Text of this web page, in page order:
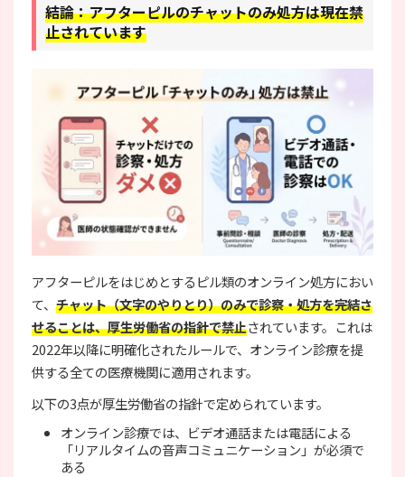
結論：アフターピルのチャットのみ処方は現在禁
止されています
アフターピルをはじめとするピル類のオンライン処方におい
て、 チャット（文字のやりとり）のみで診察・処方を完結さ
せることは、厚生労働省の指針で禁止されています。これは
2022年以降に明確化されたルールで、オンライン診療を提
供する全ての医療機関に適用されます。
以下の3点が厚生労働省の指針で定められています。
オンライン診療では、ビデオ通話または電話による
「リアルタイムの音声コミュニケーション」が必須で
ある